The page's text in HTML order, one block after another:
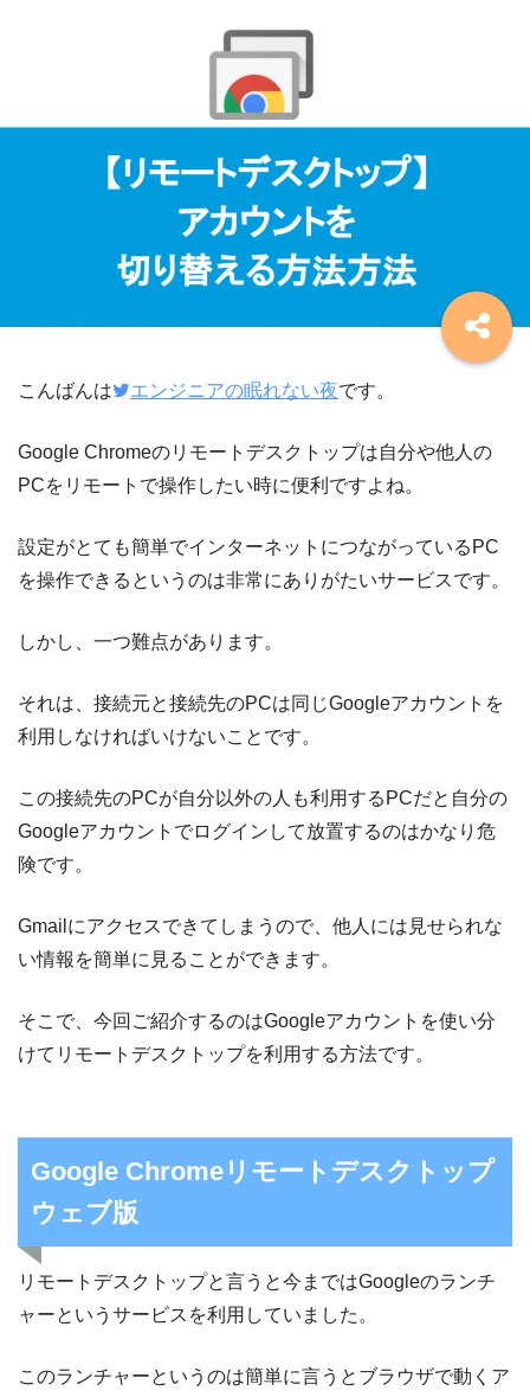
こんばんは エンジニアの眠れない夜です。
Google Chromeのリモートデスクトップは自分や他人の
PCをリモートで操作したい時に便利ですよね。
設定がとても簡単でインターネットにつながっているPC
を操作できるというのは非常にありがたいサービスです。
しかし、一つ難点があります。
それは、接続元と接続先のPCは同じGoogleアカウントを
利用しなければいけないことです。
この接続先のPCが自分以外の人も利用するPCだと自分の
Googleアカウントでログインして放置するのはかなり危
険です。
Gmailにアクセスできてしまうので、他人には見せられな
い情報を簡単に見ることができます。
そこで、今回ご紹介するのはGoogleアカウントを使い分
けてリモートデスクトップを利用する方法です。
Google Chromeリモートデスクトップ
ウェブ版
リモートデスクトップと言うと今まではGoogleのランチ
ャーというサービスを利用していました。
このランチャーというのは簡単に言うとブラウザで動くア